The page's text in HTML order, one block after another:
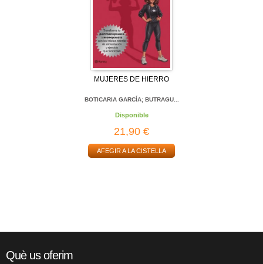
MUJERES DE HIERRO
BOTICARIA GARCÍA; BUTRAGU...
Disponible
21,90 €
AFEGIR A LA CISTELLA
Què us oferim